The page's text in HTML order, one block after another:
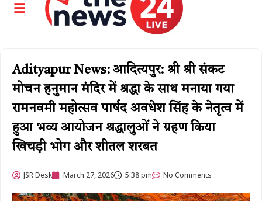
Adityapur News: आदित्यपुर: श्री श्री संकट
मोचन हनुमान मंदिर में श्रद्धा के साथ मनाया गया
रामनवमी महोत्सव ​पार्षद अवधेश सिंह के नेतृत्व में
हुआ भव्य आयोजन श्रद्धालुओं ने ग्रहण किया
खिचड़ी भोग और शीतल शरबत
JSR Desk March 27, 2026 5:38 pm No Comments